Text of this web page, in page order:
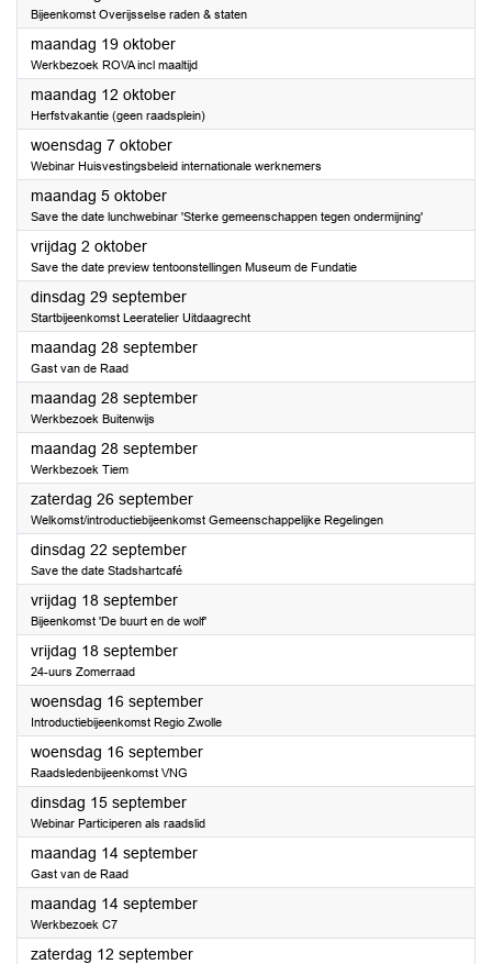
Bijeenkomst Overijsselse raden & staten
maandag 19 oktober2026
Werkbezoek ROVA incl maaltijd
maandag 12 oktober2026
Herfstvakantie (geen raadsplein)
woensdag 7 oktober2026
Webinar Huisvestingsbeleid internationale werknemers
maandag 5 oktober2026
Save the date lunchwebinar 'Sterke gemeenschappen tegen ondermijning'
vrijdag 2 oktober2026
Save the date preview tentoonstellingen Museum de Fundatie
dinsdag 29 september2026
Startbijeenkomst Leeratelier Uitdaagrecht
maandag 28 september2026
Gast van de Raad
maandag 28 september2026
Werkbezoek Buitenwijs
maandag 28 september2026
Werkbezoek Tiem
zaterdag 26 september2026
Welkomst/introductiebijeenkomst Gemeenschappelijke Regelingen
dinsdag 22 september2026
Save the date Stadshartcafé
vrijdag 18 september2026
Bijeenkomst 'De buurt en de wolf'
vrijdag 18 september2026
24-uurs Zomerraad
woensdag 16 september2026
Introductiebijeenkomst Regio Zwolle
woensdag 16 september2026
Raadsledenbijeenkomst VNG
dinsdag 15 september2026
Webinar Participeren als raadslid
maandag 14 september2026
Gast van de Raad
maandag 14 september2026
Werkbezoek C7
zaterdag 12 september2026